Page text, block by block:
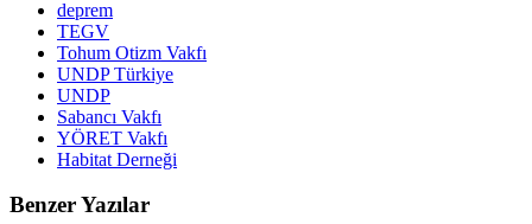
deprem
TEGV
Tohum Otizm Vakfı
UNDP Türkiye
UNDP
Sabancı Vakfı
YÖRET Vakfı
Habitat Derneği
Benzer Yazılar